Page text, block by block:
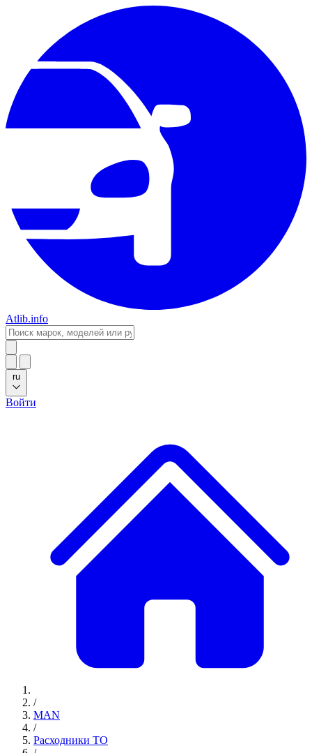
Atlib.info
ru
Войти
/
MAN
/
Расходники ТО